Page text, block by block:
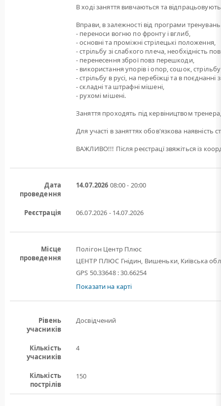
В ході заняття вивчаються та
Вправи, в залежності від програми
- переноси вогню по фронту і вглиб,
- основні та проміжні стрілецькі положення,
- стрільбу зі слабкого плеча, необхідність
- перенесення зброї повз перешкоди,
- використання упорів і опор, сошок,
- стрільбу в русі, на перебіжці та в
- складні та штрафні мішені,
- рухомі мішені.
Заняття проходять під кервіництвом
Для участі в заняттях обов'язкова наявність
ВАЖЛИВО!!! Після реєстрацї звяжіться із
Дата
проведення
14.07.2026 08:00 - 20:00
Реєстрація 06.07.2026 - 14.07.2026
Місце
проведення
Полігон Центр Плюс
ЦЕНТР ПЛЮС Гнідин, Вишеньки, Київська
GPS 50.33648 : 30.66254
Показати на карті
Рівень
учасників
Досвідчений
Кількість
учасників
4
Кількість
пострілів
150